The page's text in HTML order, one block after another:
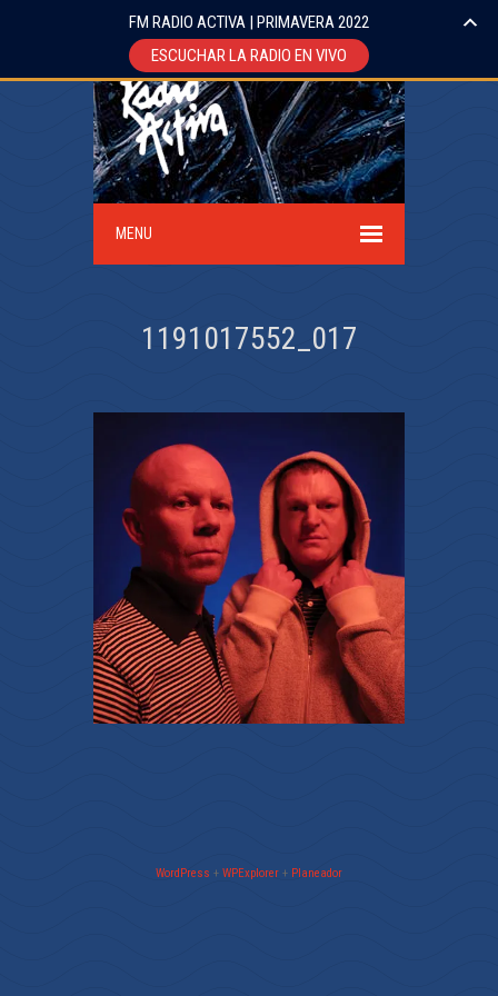
MENU
1191017552_017
WordPress + WPExplorer + Planeador
FM RADIO ACTIVA | PRIMAVERA 2022
ESCUCHAR LA RADIO EN VIVO